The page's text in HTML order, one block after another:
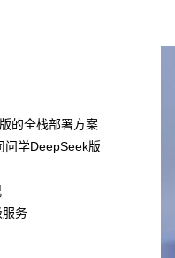
的全栈部署方案
问学DeepSeek版
服务